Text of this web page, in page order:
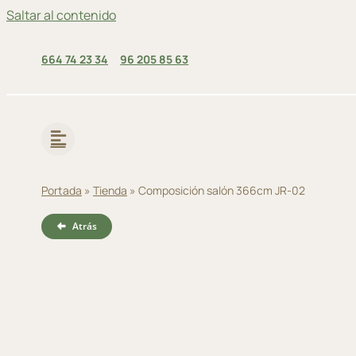
Saltar al contenido
664 74 23 34 96 205 85 63
Portada » Tienda » Composición salón 366cm JR-02
Atrás